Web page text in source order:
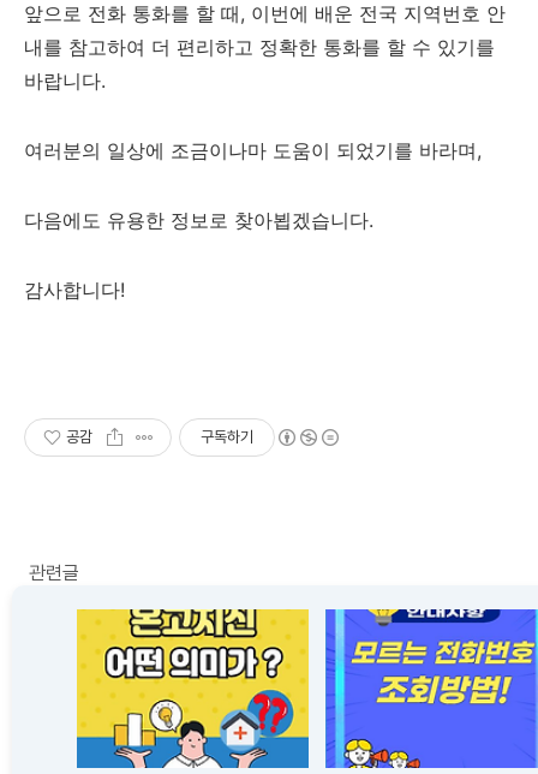
앞으로 전화 통화를 할 때, 이번에 배운 전국 지역번호 안
내를 참고하여 더 편리하고 정확한 통화를 할 수 있기를
바랍니다.
여러분의 일상에 조금이나마 도움이 되었기를 바라며,
다음에도 유용한 정보로 찾아뵙겠습니다.
감사합니다!
공감 구독하기
관련글